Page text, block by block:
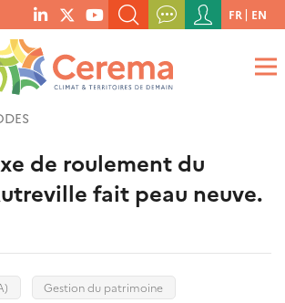
menu
social
links
CLÉ, UNE PUBLICATION, ETC.
VOUS ?
Menu
du
compte
de
FR EN
de roulement du
fait peau neuve.
Gestion du patrimoine